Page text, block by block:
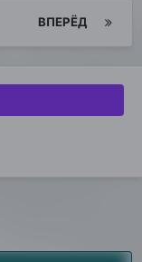
ВПЕРЁД